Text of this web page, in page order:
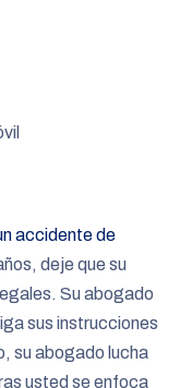
accidente de
deje que su
Su abogado
sus instrucciones
su abogado lucha
usted se enfoca